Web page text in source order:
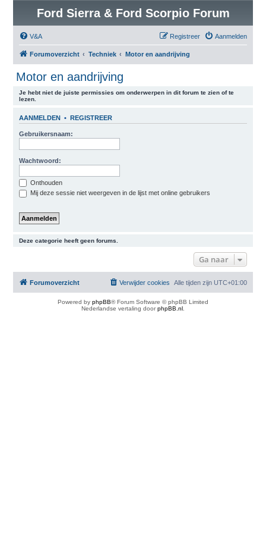
Ford Sierra & Ford Scorpio Forum
V&A Aanmelden
Registreer
Forumoverzicht Techniek Motor en aandrijving
Motor en aandrijving
Je hebt niet de juiste permissies om onderwerpen in dit forum te zien of te
lezen.
AANMELDEN • REGISTREER
Gebruikersnaam:
Wachtwoord:
Onthouden
Mij deze sessie niet weergeven in de lijst met online gebruikers
Deze categorie heeft geen forums.
Ga naar
Forumoverzicht Alle tijden zijn UTC+01:00
Verwijder cookies
Powered by phpBB® Forum Software © phpBB Limited
Nederlandse vertaling doorphpBB.nl